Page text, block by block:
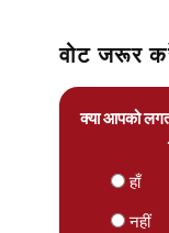
वोट जरूर
क्या आपको
हाँ
नहीं